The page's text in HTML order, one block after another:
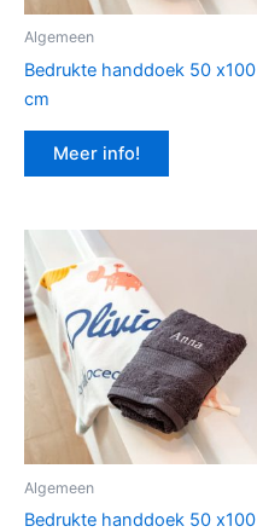
Algemeen
Bedrukte handdoek 50 x100
cm
Meer info!
Algemeen
Bedrukte handdoek 50 x100